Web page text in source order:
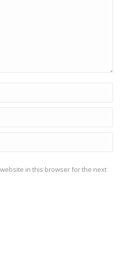
in this browser for the next